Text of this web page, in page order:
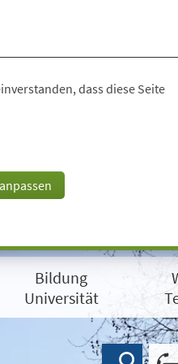
dass diese Seite
Bildung
Universität